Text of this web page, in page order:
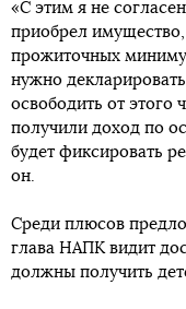
«С этим я не
приобрел имущество,
прожиточных
нужно
освободить от этого
получили доход по
будет фиксировать
он.
Среди плюсов
глава НАПК видит
должны получить